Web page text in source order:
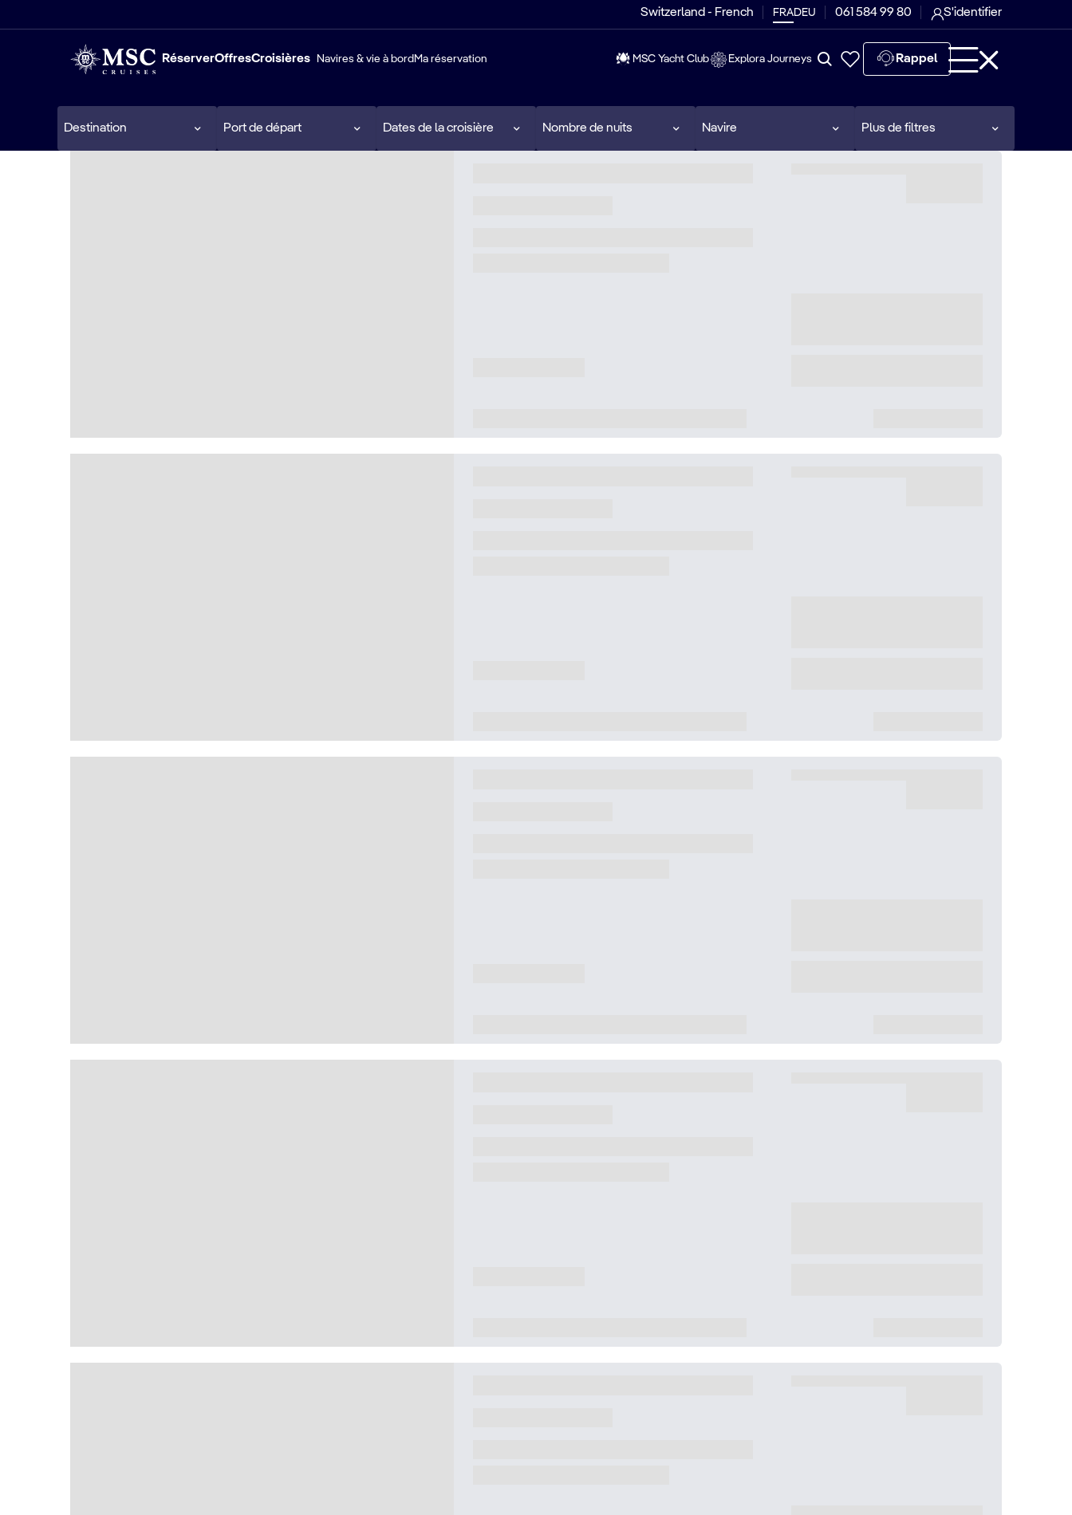
Switzerland - French FRADEU 061 584 99 80 S'identifier
RéserverOffresCroisières Navires & vie à bord Ma réservation MSC Yacht Club Explora Journeys Rappel
Destination Port de départ Dates de la croisière Nombre de nuits Navire Plus de filtres